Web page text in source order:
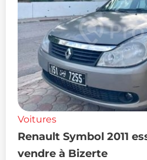
Voitures
Renault Symbol 2011
vendre à Bizerte